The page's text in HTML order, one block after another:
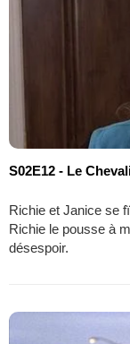
S02E12 - Le
Richie et Janice se
Richie le pousse à
désespoir.